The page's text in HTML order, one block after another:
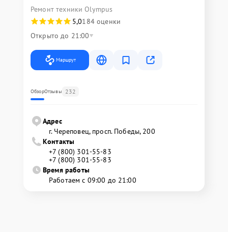
Ремонт техники Olympus
5,0184 оценки
Открыто до 21:00
Маршрут
ОбзорОтзывы 232
Адрес
г. Череповец, просп. Победы, 200
Контакты
+7 (800) 301-55-83
+7 (800) 301-55-83
Время работы
Работаем с 09:00 до 21:00